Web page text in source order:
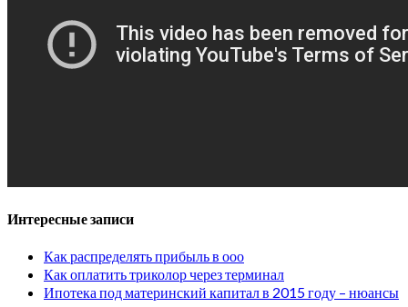
Интересные записи
Как распределять прибыль в ооо
Как оплатить триколор через терминал
Ипотека под материнский капитал в 2015 году – нюансы